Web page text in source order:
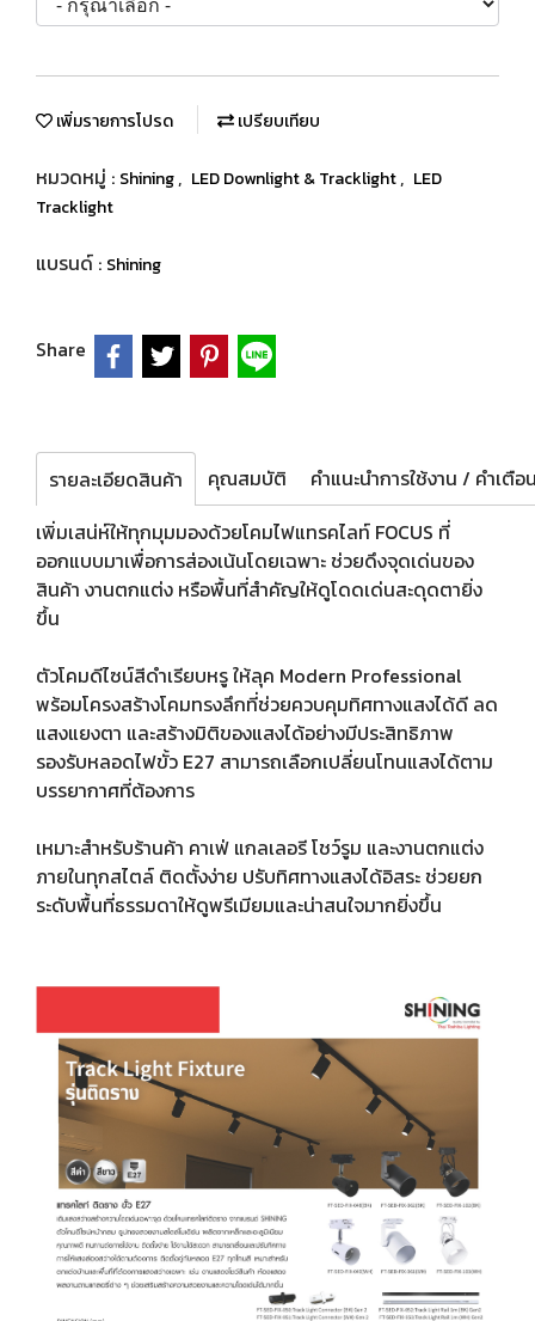
เพิ่มรายการโปรด เปรียบเทียบ
หมวดหมู่ : Shining, LED Downlight & Tracklight, LED
Tracklight
แบรนด์ : Shining
Share
รายละเอียดสินค้า
คุณสมบัติ
เพิ่มเสน่ห์ให้ทุกมุมมองด้วยโคมไฟแทรคไลท์ FOCUS ที่
ออกแบบมาเพื่อการส่องเน้นโดยเฉพาะ ช่วยดึงจุดเด่นของ
สินค้า งานตกแต่ง หรือพื้นที่สำคัญให้ดูโดดเด่นสะดุดตายิ่ง
ขึ้น
ตัวโคมดีไซน์สีดำเรียบหรู ให้ลุค Modern Professional
พร้อมโครงสร้างโคมทรงลึกที่ช่วยควบคุมทิศทางแสงได้ดี ลด
แสงแยงตา และสร้างมิติของแสงได้อย่างมีประสิทธิภาพ
รองรับหลอดไฟขั้ว E27 สามารถเลือกเปลี่ยนโทนแสงได้ตาม
บรรยากาศที่ต้องการ
เหมาะสำหรับร้านค้า คาเฟ่ แกลเลอรี โชว์รูม และงานตกแต่ง
ภายในทุกสไตล์ ติดตั้งง่าย ปรับทิศทางแสงได้อิสระ ช่วยยก
ระดับพื้นที่ธรรมดาให้ดูพรีเมียมและน่าสนใจมากยิ่งขึ้น